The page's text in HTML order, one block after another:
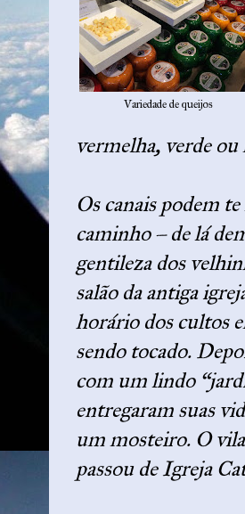
Variedade de queijos
vermelha, verde
Os canais podem
caminho – de lá
gentileza dos
salão da antiga
horário dos cultos
sendo tocado.
com um lindo
entregaram suas
um mosteiro. O
passou de Igreja